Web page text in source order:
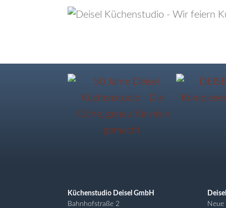
Küchenstudio Deisel GmbH
Bahnhofstraße 2
Neue